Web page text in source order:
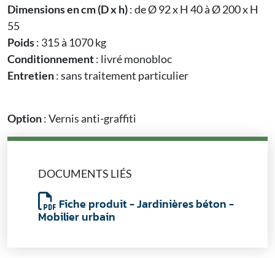
Dimensions en cm (D x h): de Ø 92 x H 40 à Ø 200 x H
55
Poids: 315 à 1070 kg
Conditionnement: livré monobloc
Entretien: sans traitement particulier
Option: Vernis anti-graffiti
DOCUMENTS LIÉS
Fiche produit - Jardinières béton -
Mobilier urbain